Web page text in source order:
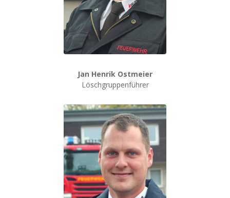
Jan Henrik Ostmeier
Löschgruppenführer